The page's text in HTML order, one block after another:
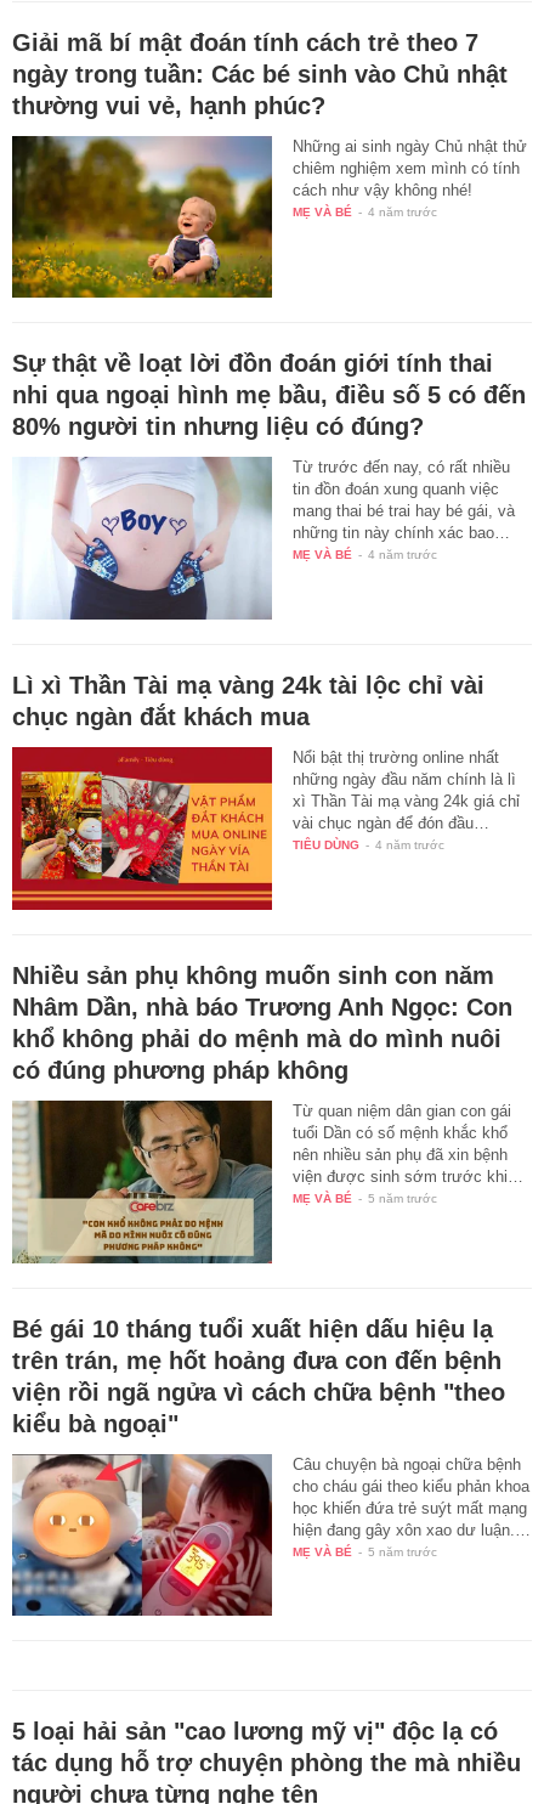
Giải mã bí mật đoán tính cách trẻ theo 7
ngày trong tuần: Các bé sinh vào Chủ nhật
thường vui vẻ, hạnh phúc?
Những ai sinh ngày Chủ nhật thử
chiêm nghiệm xem mình có tính
cách như vậy không nhé!
MẸ VÀ BÉ - 4 năm trước
Sự thật về loạt lời đồn đoán giới tính thai
nhi qua ngoại hình mẹ bầu, điều số 5 có đến
80% người tin nhưng liệu có đúng?
Từ trước đến nay, có rất nhiều
tin đồn đoán xung quanh việc
mang thai bé trai hay bé gái, và
những tin này chính xác bao…
MẸ VÀ BÉ - 4 năm trước
Lì xì Thần Tài mạ vàng 24k tài lộc chỉ vài
chục ngàn đắt khách mua
Nổi bật thị trường online nhất
những ngày đầu năm chính là lì
xì Thần Tài mạ vàng 24k giá chỉ
vài chục ngàn để đón đầu…
TIÊU DÙNG - 4 năm trước
Nhiều sản phụ không muốn sinh con năm
Nhâm Dần, nhà báo Trương Anh Ngọc: Con
khổ không phải do mệnh mà do mình nuôi
có đúng phương pháp không
Từ quan niệm dân gian con gái
tuổi Dần có số mệnh khắc khổ
nên nhiều sản phụ đã xin bệnh
viện được sinh sớm trước khi…
MẸ VÀ BÉ - 5 năm trước
Bé gái 10 tháng tuổi xuất hiện dấu hiệu lạ
trên trán, mẹ hốt hoảng đưa con đến bệnh
viện rồi ngã ngửa vì cách chữa bệnh "theo
kiểu bà ngoại"
Câu chuyện bà ngoại chữa bệnh
cho cháu gái theo kiểu phản khoa
học khiến đứa trẻ suýt mất mạng
hiện đang gây xôn xao dư luận.…
MẸ VÀ BÉ - 5 năm trước
5 loại hải sản "cao lương mỹ vị" độc lạ có
tác dụng hỗ trợ chuyện phòng the mà nhiều
người chưa từng nghe tên